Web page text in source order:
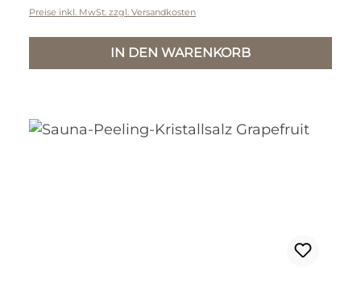
Preise inkl. MwSt. zzgl. Versandkosten
IN DEN WARENKORB